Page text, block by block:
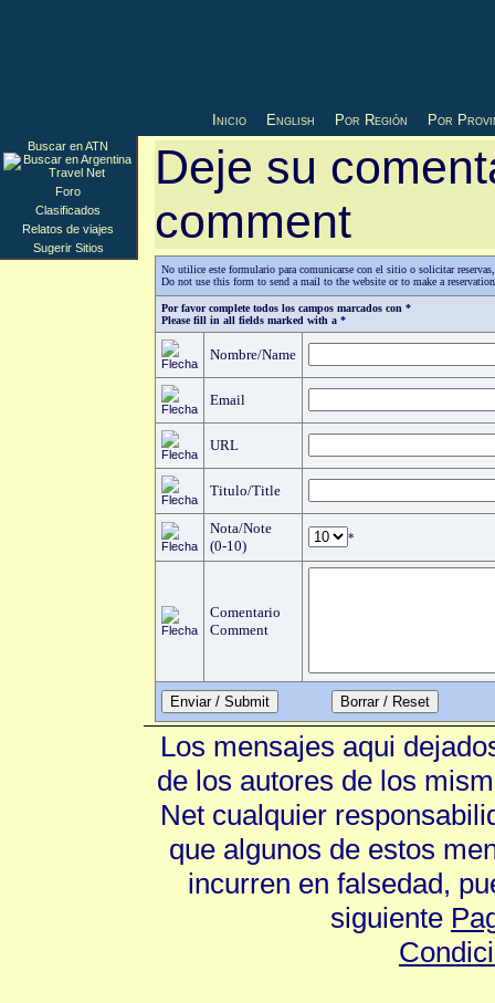
Inicio English Por Región Por
Deje su
comment
No utilice este formulario para comunicarse con el sitio o solicitar
Do not use this form to send a mail to the website or to make a
Por favor complete todos los campos marcados con *
Please fill in all fields marked with a *
Nombre/Name
Email
URL
Titulo/Title
Nota/Note
(0-10)
*
Comentario
Comment
Enviar / Submit
Buscar en ATN
Foro
Clasificados
Relatos de viajes
Sugerir Sitios
Los mensajes aqui
de los autores de los
Net cualquier
que algunos de estos
incurren en falsedad,
siguiente